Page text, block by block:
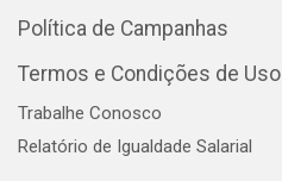
Política de Campanhas
Termos e Condições de Uso
Trabalhe Conosco
Relatório de Igualdade Salarial